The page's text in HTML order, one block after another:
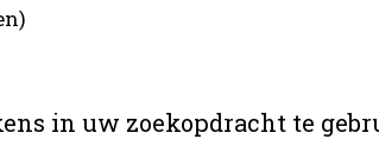
in uw zoekopdracht te